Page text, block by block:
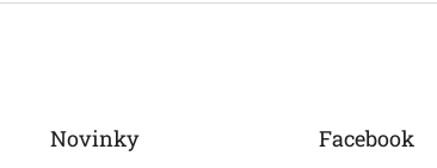
Novinky Facebook